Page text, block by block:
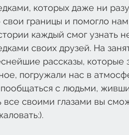
которых даже ни
границы и помогло
каждый смог узнать
своих друзей. На
рассказы, которые
погружали нас в
с людьми,
своими глазами вы